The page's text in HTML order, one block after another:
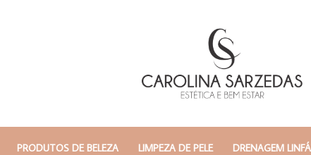
PRODUTOS DE BELEZA LIMPEZA DE PELE DRENAGEM